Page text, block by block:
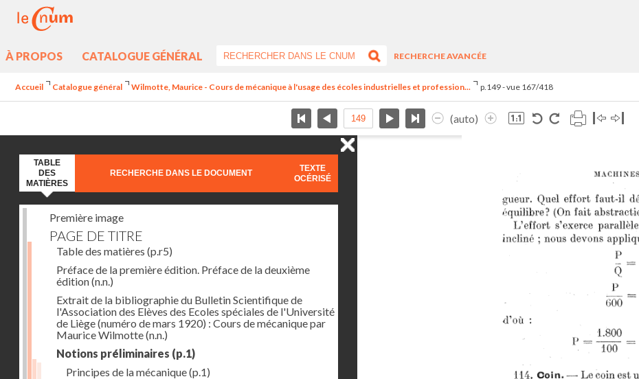
À PROPOS CATALOGUE GÉNÉRAL
RECHERCHE AVANCÉE
Accueil Catalogue général Wilmotte, Maurice - Cours de mécanique à l'usage des écoles industrielles et profession... p.149 - vue 167/418
(auto)
TABLE
DES
MATIÈRES
RECHERCHE DANS LE DOCUMENT
TEXTE
OCÉRISÉ
Première image
PAGE DE TITRE
Table des matières (p.r5)
Préface de la première édition. Préface de la deuxième
édition(n.n.)
Extrait de la bibliographie du Bulletin Scientifique de
l'Association des Elèves des Ecoles spéciales de l'Université
de Liège (numéro de mars 1920) : Cours de mécanique par
Maurice Wilmotte(n.n.)
Notions préliminaires (p.1)
Principes de la mécanique(p.1)